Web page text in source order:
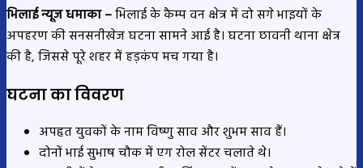
भिलाई न्यूज धमाका –भिलाई के कैम्प वन क्षेत्र में दो सगे भाइयों के
अपहरण की सनसनीखेज घटना सामने आई है। घटना छावनी थाना क्षेत्र
की है, जिससे पूरे शहर में हड़कंप मच गया है।
घटना का विवरण
अपहृत युवकों के नाम विष्णु साव और शुभम साव हैं।
दोनों भाई सुभाष चौक में एग रोल सेंटर चलाते थे।